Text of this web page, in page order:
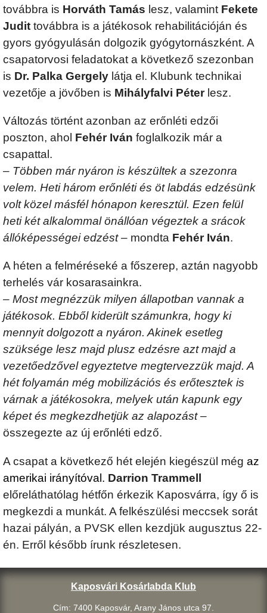
továbbra is Horváth Tamás lesz, valamint Fekete
Judit továbbra is a játékosok rehabilitációján és
gyors gyógyulásán dolgozik gyógytornászként. A
csapatorvosi feladatokat a következő szezonban
is Dr. Palka Gergely látja el. Klubunk technikai
vezetője a jövőben is Mihályfalvi Péterlesz.
Változás történt azonban az erőnléti edzői
poszton, ahol Fehér Iván foglalkozik már a
csapattal.
– Többen már nyáron is készültek a szezonra
velem. Heti három erőnléti és öt labdás edzésünk
volt közel másfél hónapon keresztül. Ezen felül
heti két alkalommal önállóan végeztek a srácok
állóképességei edzést– mondta Fehér Iván.
A héten a felméréseké a főszerep, aztán nagyobb
terhelés vár kosarasainkra.
– Most megnézzük milyen állapotban vannak a
játékosok. Ebből kiderült számunkra, hogy ki
mennyit dolgozott a nyáron. Akinek esetleg
szüksége lesz majd plusz edzésre azt majd a
vezetőedzővel egyeztetve megtervezzük majd. A
hét folyamán még mobilizációs és erőtesztek is
várnak a játékosokra, melyek után kapunk egy
képet és megkezdhetjük az alapozást–
összegezte az új erőnléti edző.
A csapat a következő hét elején kiegészül még az
amerikai irányítóval. Darrion Trammell
előreláthatólag hétfőn érkezik Kaposvárra, így ő is
megkezdi a munkát. A felkészülési meccsek sorát
hazai pályán, a PVSK ellen kezdjük augusztus 22-
én. Erről később írunk részletesen.
Kaposvári Kosárlabda Klub
Cím: 7400 Kaposvár, Arany János utca 97.